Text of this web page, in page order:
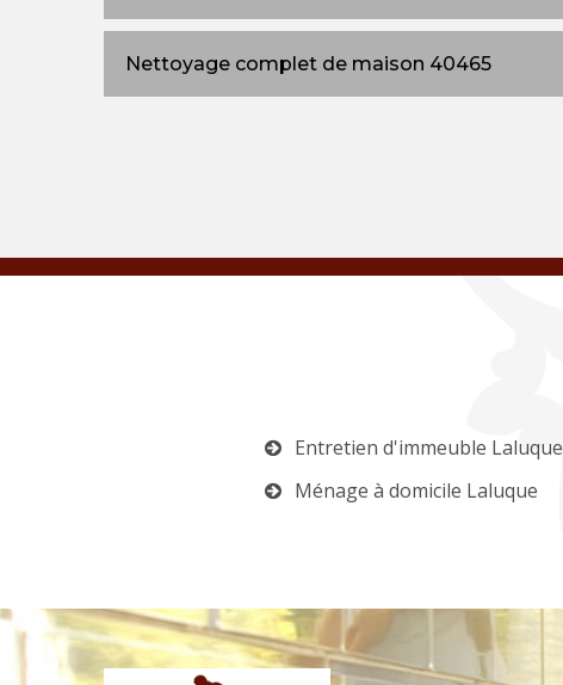
Nettoyage complet de maison 40465
Entretien d'immeuble Laluque
Ménage à domicile Laluque